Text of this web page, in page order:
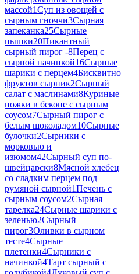
массой1Суп из овощей с
сырным гноччи3Сырная
запеканка25Сырные
пышки20Пикантный
сырный пирог -8Перец с
сырной начинкой16Сырные
шарики с перцем4Бисквитно
фруктов сырник2Сырный
салат с маслинами8Куриные
ножки в беконе с сырным
соусом7Сырный пирог с
белым шоколадом10Сырные
булочки2Сырники с
морковью и
изюмом42Сырный суп по-
швейцарски8Мясной хлебец
со сладким перцем под
румяной сырной1Печень с
сырным соусом2Сырная
тарелка24Сырные шарики с
зеленью2Сырный
пирог3Оливки в сырном
тесте4Сырные
плетенки4Сырники с
начинкой4Тарт сырный с